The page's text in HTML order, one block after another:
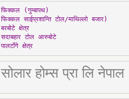
फिक्कल (गुम्बापथ)
फिक्कल साईप्रशान्ति टोल/माथिल्लो बजार)
बरबोटे क्षेत्र
सदाबहार टोल आरुबोटे
पालटाँगे क्षेत्र
सोलार होम्स प्रा लि